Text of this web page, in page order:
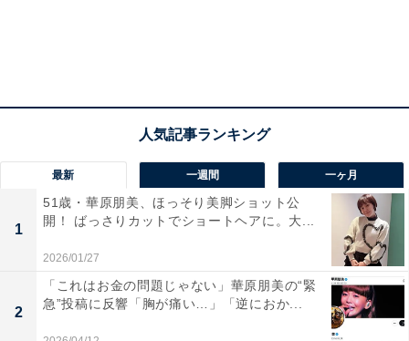
最新 一週間 一ヶ月
1
51歳・華原朋美、ほっそり美脚ショット公
開！ ばっさりカットでショートヘアに。大...
2026/01/27
2
「これはお金の問題じゃない」華原朋美の“緊
急”投稿に反響「胸が痛い…」「逆におか...